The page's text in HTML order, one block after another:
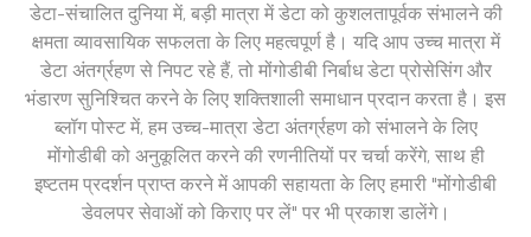
डेटा-संचालित दुनिया में, बड़ी मात्रा में डेटा को कुशलतापूर्वक संभालने की
क्षमता व्यावसायिक सफलता के लिए महत्वपूर्ण है। यदि आप उच्च मात्रा में
डेटा अंतर्ग्रहण से निपट रहे हैं, तो मोंगोडीबी निर्बाध डेटा प्रोसेसिंग और
भंडारण सुनिश्चित करने के लिए शक्तिशाली समाधान प्रदान करता है। इस
ब्लॉग पोस्ट में, हम उच्च-मात्रा डेटा अंतर्ग्रहण को संभालने के लिए
मोंगोडीबी को अनुकूलित करने की रणनीतियों पर चर्चा करेंगे, साथ ही
इष्टतम प्रदर्शन प्राप्त करने में आपकी सहायता के लिए हमारी "मोंगोडीबी
डेवलपर सेवाओं को किराए पर लें" पर भी प्रकाश डालेंगे।